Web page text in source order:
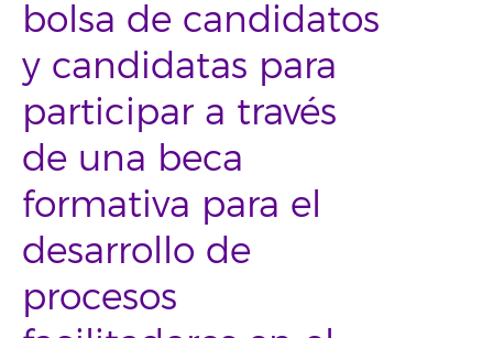
bolsa de candidatos
y candidatas para
participar a través
de una beca
formativa para el
desarrollo de
procesos